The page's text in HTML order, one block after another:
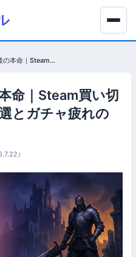
原神・鳴潮卒業後の本命｜Steam買い切り型RPG／ARPG 15選とガチャ疲れの避難先【2026年版】
命｜Steam買い切
とガチャ疲れの
）